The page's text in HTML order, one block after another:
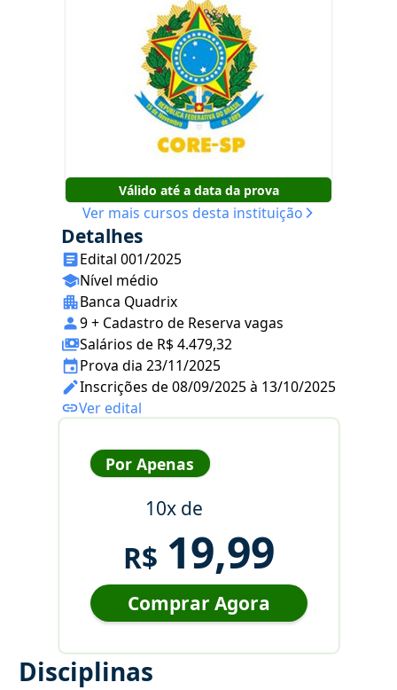
Válido até a data da prova
Ver mais cursos desta instituição
Detalhes
Edital 001/2025
Nível médio
Banca Quadrix
9 + Cadastro de Reserva vagas
Salários de R$ 4.479,32
Prova dia 23/11/2025
Inscrições de 08/09/2025 à 13/10/2025
Ver edital
Por Apenas
10x de
R$ 19,99
Comprar Agora
Disciplinas